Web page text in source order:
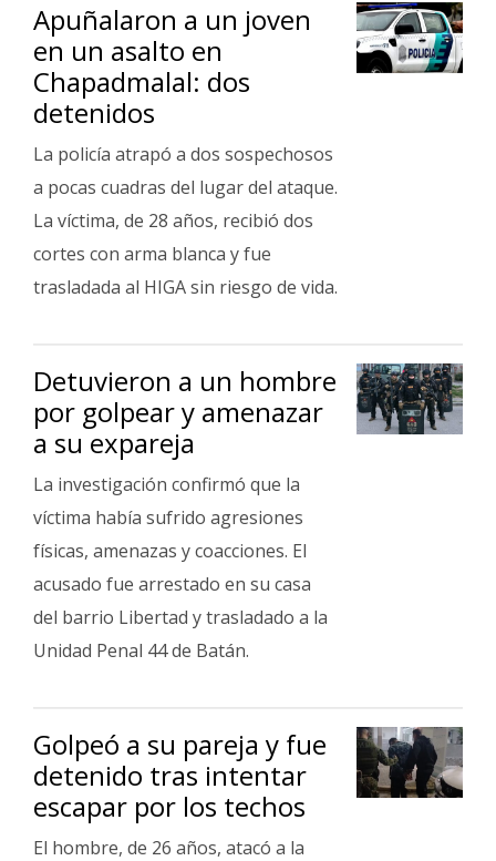
Apuñalaron a un joven
en un asalto en
Chapadmalal: dos
detenidos
La policía atrapó a dos sospechosos
a pocas cuadras del lugar del ataque.
La víctima, de 28 años, recibió dos
cortes con arma blanca y fue
trasladada al HIGA sin riesgo de vida.
Detuvieron a un hombre
por golpear y amenazar
a su expareja
La investigación confirmó que la
víctima había sufrido agresiones
físicas, amenazas y coacciones. El
acusado fue arrestado en su casa
del barrio Libertad y trasladado a la
Unidad Penal 44 de Batán.
Golpeó a su pareja y fue
detenido tras intentar
escapar por los techos
El hombre, de 26 años, atacó a la